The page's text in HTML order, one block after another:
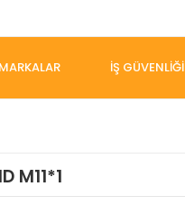
MARKALAR İŞ GÜVENLİĞİ
M11*1